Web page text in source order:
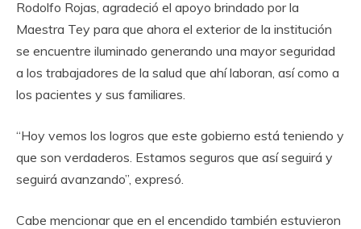
Rodolfo Rojas, agradeció el apoyo brindado por la
Maestra Tey para que ahora el exterior de la institución
se encuentre iluminado generando una mayor seguridad
a los trabajadores de la salud que ahí laboran, así como a
los pacientes y sus familiares.
“Hoy vemos los logros que este gobierno está teniendo y
que son verdaderos. Estamos seguros que así seguirá y
seguirá avanzando”, expresó.
Cabe mencionar que en el encendido también estuvieron